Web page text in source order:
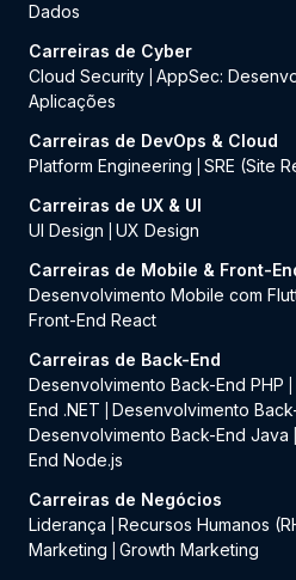
Dados
Carreiras de Cyber
Cloud Security AppSec:
Aplicações
Carreiras de DevOps & Cloud
Platform Engineering
SRE (Site
Carreiras de UX & UI
UI Design
UX Design
Carreiras de Mobile & Front-
Desenvolvimento Mobile com
Front-End React
Carreiras de Back-End
Desenvolvimento Back-End PHP
End .NET
Desenvolvimento
Desenvolvimento Back-End Java
End Node.js
Carreiras de Negócios
Liderança
Recursos Humanos
Marketing
Growth Marketing